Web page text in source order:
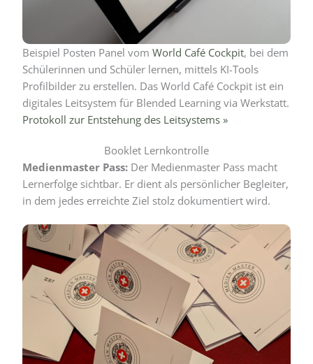
Beispiel Posten Panel vom World Café Cockpit, bei dem
Schülerinnen und Schüler lernen, mittels KI-Tools
Profilbilder zu erstellen. Das World Café Cockpit ist ein
digitales Leitsystem für Blended Learning via Werkstatt.
Protokoll zur Entstehung des Leitsystems »
Booklet Lernkontrolle
Medienmaster Pass:Der Medienmaster Pass macht
Lernerfolge sichtbar. Er dient als persönlicher Begleiter,
in dem jedes erreichte Ziel stolz dokumentiert wird.